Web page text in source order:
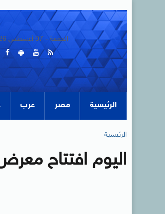
الجمعة - 07 أغسطس 2026
الرئيسية مصر عرب
الرئيسية
اليوم افتتاح